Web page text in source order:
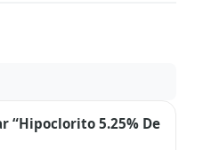
“Hipoclorito 5.25% De